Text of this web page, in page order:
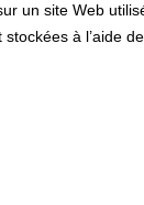
un site Web
à l’aide